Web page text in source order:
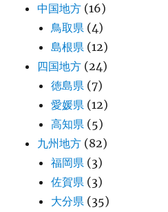
中国地方 (16)
鳥取県 (4)
島根県 (12)
四国地方 (24)
徳島県 (7)
愛媛県 (12)
高知県 (5)
九州地方 (82)
福岡県 (3)
佐賀県 (3)
大分県 (35)